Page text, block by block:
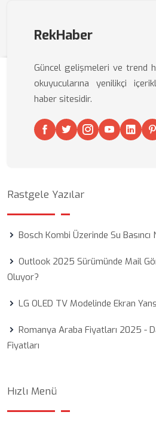
RekHaber
Güncel gelişmeleri ve trend
okuyucularına yenilikçi
haber sitesidir.
Rastgele Yazılar
Bosch Kombi Üzerinde Su Basıncı
Outlook 2025 Sürümünde Mail
Oluyor?
LG OLED TV Modelinde Ekran
Romanya Araba Fiyatları 2025 -
Fiyatları
Hızlı Menü